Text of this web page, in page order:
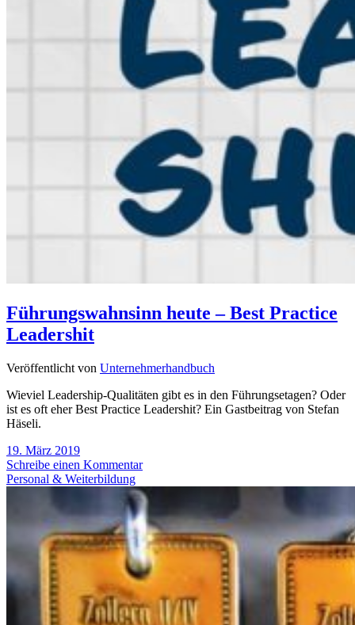
Führungswahnsinn heute – Best Practice
Leadershit
Veröffentlicht von Unternehmerhandbuch
Wieviel Leadership-Qualitäten gibt es in den Führungsetagen? Oder
ist es oft eher Best Practice Leadershit? Ein Gastbeitrag von Stefan
Häseli.
19. März 2019
Schreibe einen Kommentar
Personal & Weiterbildung